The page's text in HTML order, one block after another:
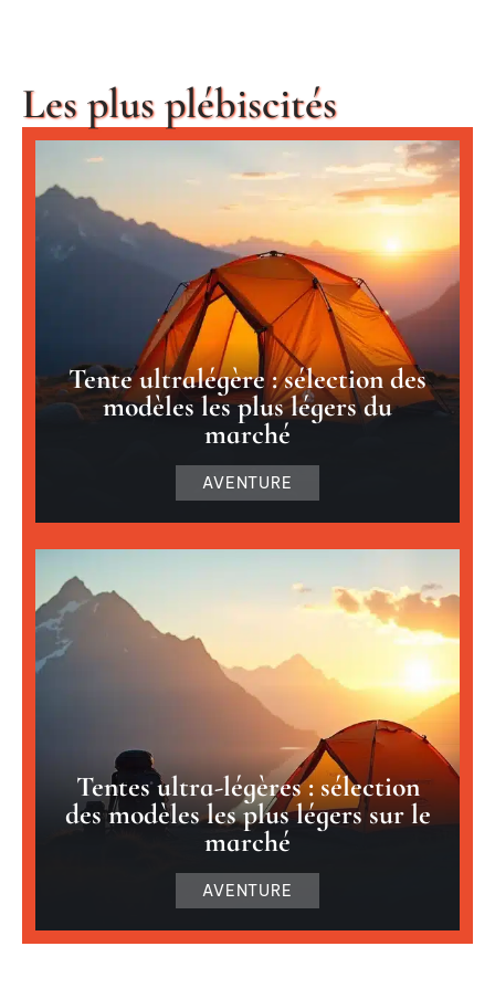
Les plus plébiscités
Tente ultralégère : sélection des
modèles les plus légers du
marché
AVENTURE
Tentes ultra-légères : sélection
des modèles les plus légers sur le
marché
AVENTURE